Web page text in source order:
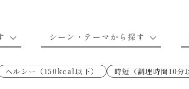
魚介のレシピ お肉のレシピ 卵・乳のレ
シーン・テーマから探す
下味冷凍
で炒めろ！～○○の炒 朝シャン（ごはん派）
カルボナーラ あえるハコネーゼトマトバ
ミートソース あえるハコネーゼ明太子
ジェノベーゼ あえるハコネーゼペペロン
ヘルシー（150kcal以下） 時短（調理時間10分